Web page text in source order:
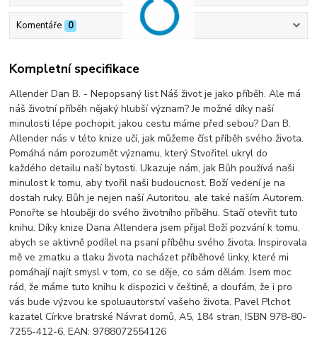
Komentáře 0
Kompletní specifikace
Allender Dan B. - Nepopsaný list Náš život je jako příběh. Ale má
náš životní příběh nějaký hlubší význam? Je možné díky naší
minulosti lépe pochopit, jakou cestu máme před sebou? Dan B.
Allender nás v této knize učí, jak můžeme číst příběh svého života.
Pomáhá nám porozumět významu, který Stvořitel ukryl do
každého detailu naší bytosti. Ukazuje nám, jak Bůh používá naši
minulost k tomu, aby tvořil naši budoucnost. Boží vedení je na
dostah ruky. Bůh je nejen naší Autoritou, ale také naším Autorem.
Ponořte se hlouběji do svého životního příběhu. Stačí otevřit tuto
knihu. Díky knize Dana Allendera jsem přijal Boží pozvání k tomu,
abych se aktivně podílel na psaní příběhu svého života. Inspirovala
mě ve zmatku a tlaku života nacházet příběhové linky, které mi
pomáhají najít smysl v tom, co se děje, co sám dělám. Jsem moc
rád, že máme tuto knihu k dispozici v češtině, a doufám, že i pro
vás bude výzvou ke spoluautorství vašeho života. Pavel Plchot
kazatel Církve bratrské Návrat domů, A5, 184 stran, ISBN 978-80-
7255-412-6, EAN: 9788072554126